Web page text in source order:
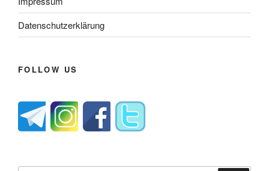
Datenschutzerklärung
FOLLOW US